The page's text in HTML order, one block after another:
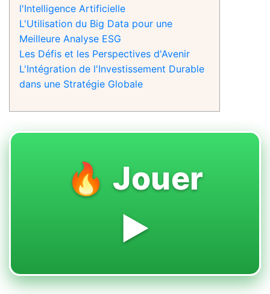
l'Intelligence Artificielle
L'Utilisation du Big Data pour une
Meilleure Analyse ESG
Les Défis et les Perspectives d'Avenir
L'Intégration de l'Investissement Durable
dans une Stratégie Globale
🔥 Jouer
▶️